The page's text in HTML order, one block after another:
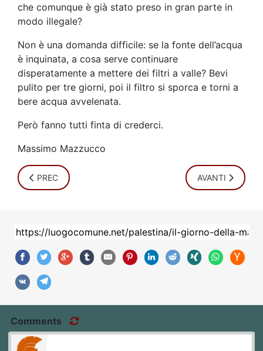
che comunque è già stato preso in gran parte in
modo illegale?
Non è una domanda difficile: se la fonte dell’acqua
è inquinata, a cosa serve continuare
disperatamente a mettere dei filtri a valle? Bevi
pulito per tre giorni, poi il filtro si sporca e torni a
bere acqua avvelenata.
Però fanno tutti finta di crederci.
Massimo Mazzucco
ARTICOLO PRECEDENTE: IRAN-EGITTO: NON È SOLO
PREC ARTICOLO
AVANTI
Comments